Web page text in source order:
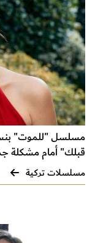
مسلسل "للموت"
قبلك" أمام مشكلة
مسلسلات تركية